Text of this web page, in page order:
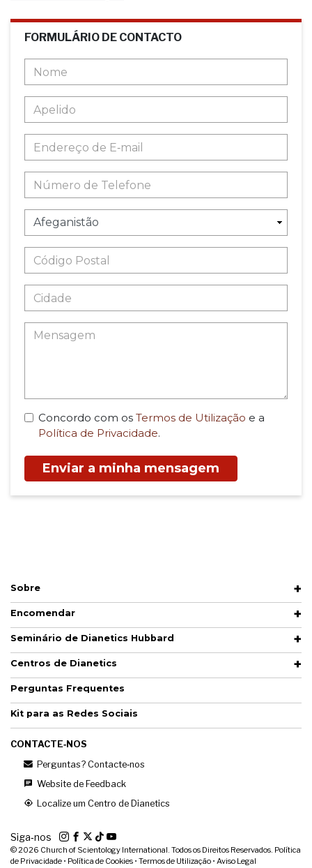
FORMULÁRIO DE CONTACTO
Concordo com os Termos de Utilização e a
Política de Privacidade.
Enviar a minha mensagem
Sobre
Encomendar
Seminário de Dianetics Hubbard
Centros de Dianetics
Perguntas Frequentes
Kit para as Redes Sociais
CONTACTE‑NOS
Perguntas? Contacte‑nos
Website de Feedback
Localize um Centro de Dianetics
Siga‑nos
© 2026 Church of Scientology International. Todos os Direitos Reservados. Política
de Privacidade • Política de Cookies • Termos de Utilização • Aviso Legal